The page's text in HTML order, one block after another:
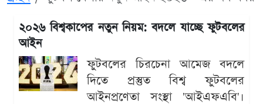
২০২৬ বিশ্বকাপের নতুন নিয়ম: বদলে যাচ্ছে ফুটবলের
আইন
ফুটবলের চিরচেনা আমেজ বদলে
দিতে প্রস্তুত বিশ্ব ফুটবলের
আইনপ্রণেতা সংস্থা 'আইএফএবি'।